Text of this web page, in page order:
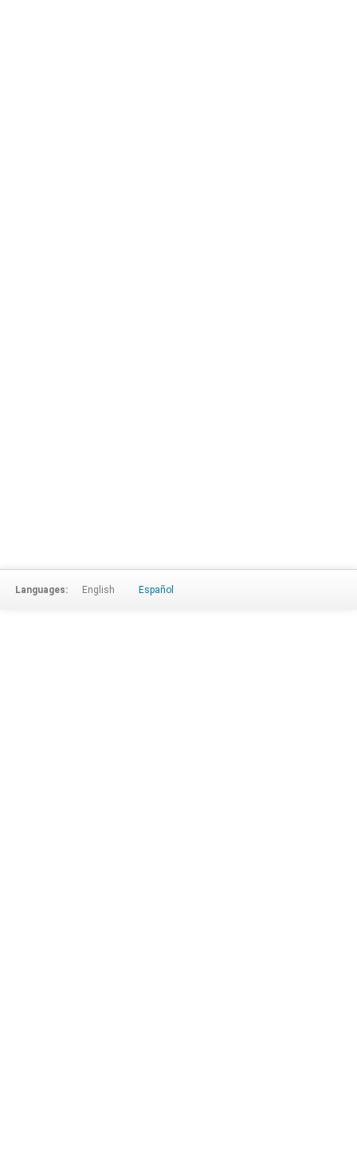
Languages: English Español